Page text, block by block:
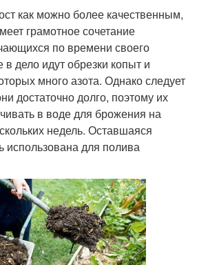
как можно более качественным,
грамотное сочетание
по времени своего
дело идут обрезки копыт и
много азота. Однако следует
достаточно долго, поэтому их
в воде для брожения на
недель. Оставшаяся
использована для полива